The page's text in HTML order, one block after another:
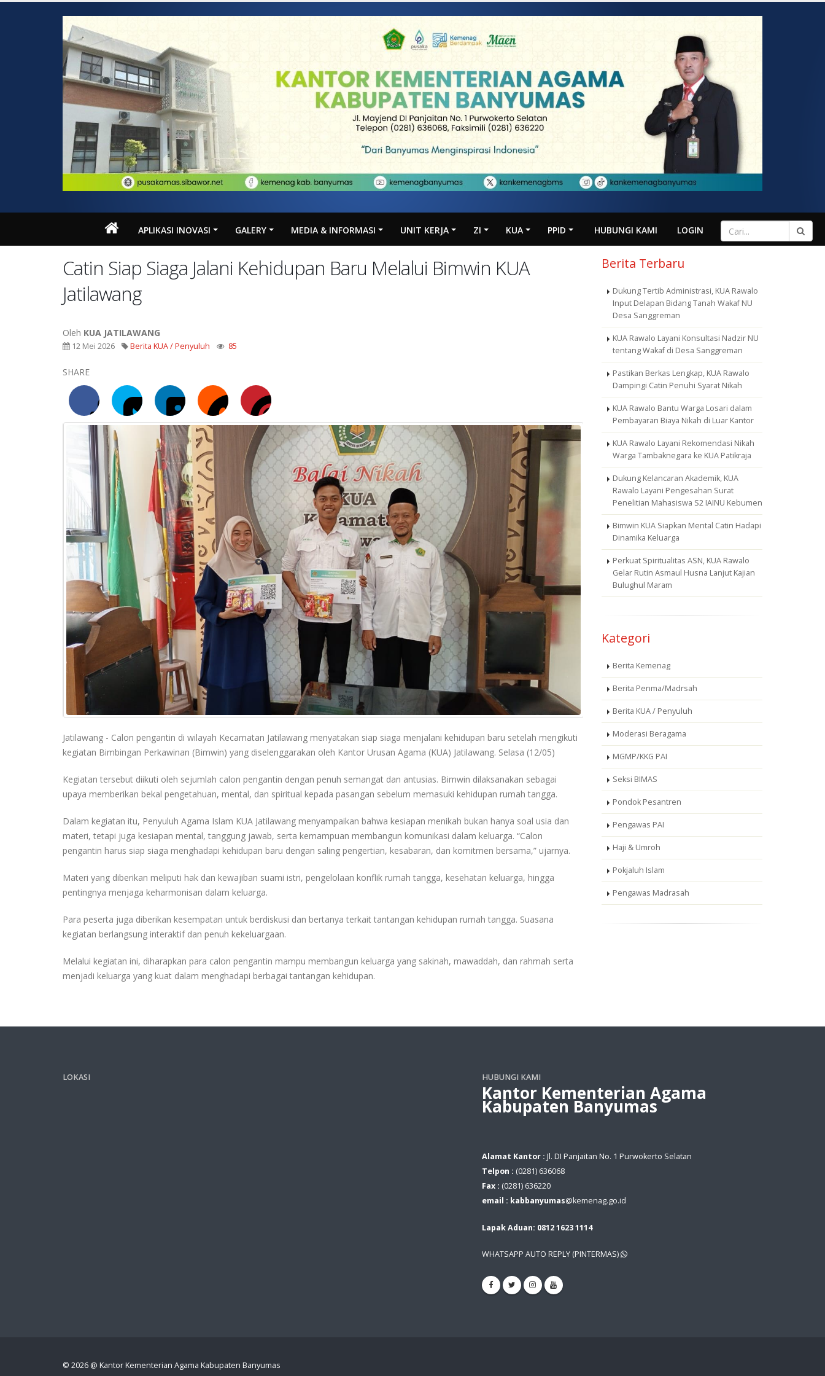
APLIKASI INOVASI GALERY MEDIA & INFORMASI UNIT KERJA ZI KUA PPID HUBUNGI KAMI LOGIN
Catin Siap Siaga Jalani Kehidupan Baru Melalui Bimwin KUA
Jatilawang
Oleh KUA JATILAWANG
12 Mei 2026 Berita KUA / Penyuluh 85
SHARE
Jatilawang - Calon pengantin di wilayah Kecamatan Jatilawang menyatakan siap siaga menjalani kehidupan baru setelah mengikuti
kegiatan Bimbingan Perkawinan (Bimwin) yang diselenggarakan oleh Kantor Urusan Agama (KUA) Jatilawang. Selasa (12/05)
Kegiatan tersebut diikuti oleh sejumlah calon pengantin dengan penuh semangat dan antusias. Bimwin dilaksanakan sebagai
upaya memberikan bekal pengetahuan, mental, dan spiritual kepada pasangan sebelum memasuki kehidupan rumah tangga.
Dalam kegiatan itu, Penyuluh Agama Islam KUA Jatilawang menyampaikan bahwa kesiapan menikah bukan hanya soal usia dan
materi, tetapi juga kesiapan mental, tanggung jawab, serta kemampuan membangun komunikasi dalam keluarga. “Calon
pengantin harus siap siaga menghadapi kehidupan baru dengan saling pengertian, kesabaran, dan komitmen bersama,” ujarnya.
Materi yang diberikan meliputi hak dan kewajiban suami istri, pengelolaan konflik rumah tangga, kesehatan keluarga, hingga
pentingnya menjaga keharmonisan dalam keluarga.
Para peserta juga diberikan kesempatan untuk berdiskusi dan bertanya terkait tantangan kehidupan rumah tangga. Suasana
kegiatan berlangsung interaktif dan penuh kekeluargaan.
Melalui kegiatan ini, diharapkan para calon pengantin mampu membangun keluarga yang sakinah, mawaddah, dan rahmah serta
menjadi keluarga yang kuat dalam menghadapi berbagai tantangan kehidupan.
Berita Terbaru
Dukung Tertib Administrasi, KUA Rawalo
Input Delapan Bidang Tanah Wakaf NU
Desa Sanggreman
KUA Rawalo Layani Konsultasi Nadzir NU
tentang Wakaf di Desa Sanggreman
Pastikan Berkas Lengkap, KUA Rawalo
Dampingi Catin Penuhi Syarat Nikah
KUA Rawalo Bantu Warga Losari dalam
Pembayaran Biaya Nikah di Luar Kantor
KUA Rawalo Layani Rekomendasi Nikah
Warga Tambaknegara ke KUA Patikraja
Dukung Kelancaran Akademik, KUA
Rawalo Layani Pengesahan Surat
Penelitian Mahasiswa S2 IAINU Kebumen
Bimwin KUA Siapkan Mental Catin Hadapi
Dinamika Keluarga
Perkuat Spiritualitas ASN, KUA Rawalo
Gelar Rutin Asmaul Husna Lanjut Kajian
Bulughul Maram
Kategori
Berita Kemenag
Berita Penma/Madrsah
Berita KUA / Penyuluh
Moderasi Beragama
MGMP/KKG PAI
Seksi BIMAS
Pondok Pesantren
Pengawas PAI
Haji & Umroh
Pokjaluh Islam
Pengawas Madrasah
LOKASI HUBUNGI KAMI
Kantor Kementerian Agama
Kabupaten Banyumas
Alamat Kantor : Jl. DI Panjaitan No. 1 Purwokerto Selatan
Telpon : (0281) 636068
Fax : (0281) 636220
email : kabbanyumas@kemenag.go.id
Lapak Aduan: 0812 1623 1114
WHATSAPP AUTO REPLY (PINTERMAS)
© 2026 @ Kantor Kementerian Agama Kabupaten Banyumas